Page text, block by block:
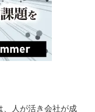
、人が活き会社が成